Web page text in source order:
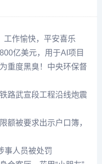
工作愉快，平安喜乐
亿美元，用于AI项目
重度黑臭！中央环保督
路武宣段工程沿线炮震
额被要求出示户口簿，
事人员被处罚